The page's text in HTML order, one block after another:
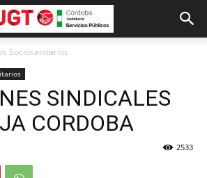
Sociosanitarios
SINDICALES
CORDOBA
2533